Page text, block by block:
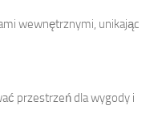
wewnętrznymi, unikając
przestrzeń dla wygody i